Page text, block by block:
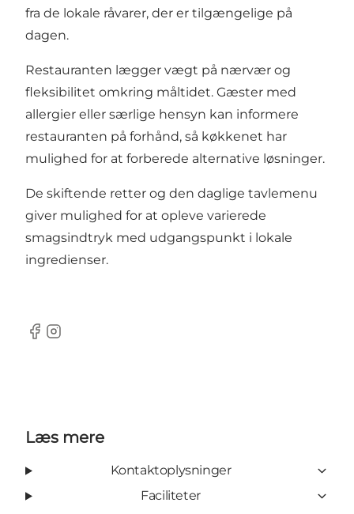
fra de lokale råvarer, der er tilgængelige på
dagen.
Restauranten lægger vægt på nærvær og
fleksibilitet omkring måltidet. Gæster med
allergier eller særlige hensyn kan informere
restauranten på forhånd, så køkkenet har
mulighed for at forberede alternative løsninger.
De skiftende retter og den daglige tavlemenu
giver mulighed for at opleve varierede
smagsindtryk med udgangspunkt i lokale
ingredienser.
Facebook
Instagram
Læs mere
Kontaktoplysninger
Faciliteter